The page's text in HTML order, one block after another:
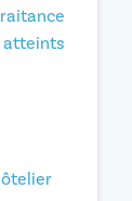
atteints